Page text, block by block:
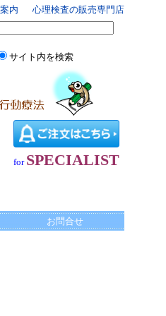
心理検査の販売専門店
内
サイト内を検索
for SPECIALIST
お問合せ